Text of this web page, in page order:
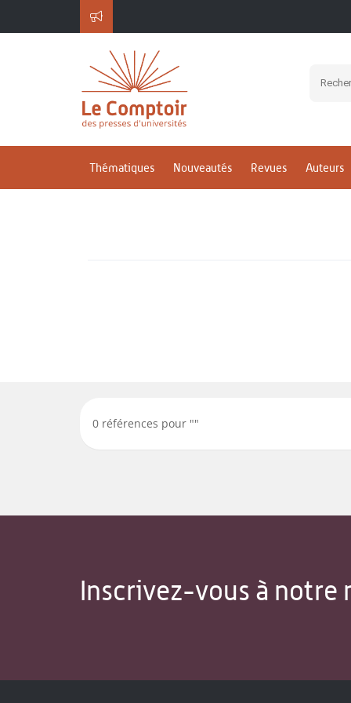
Thématiques Nouveautés Revues Auteurs
0 références pour ""
Inscrivez-vous à notre